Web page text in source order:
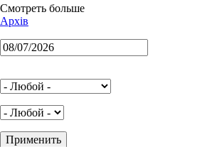
Смотреть больше
Архів